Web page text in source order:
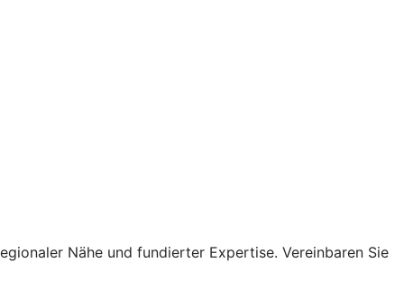
Nähe und fundierter Expertise. Vereinbaren Sie